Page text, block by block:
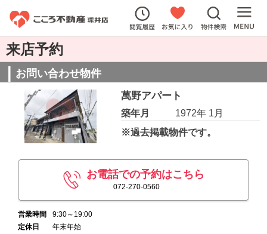
来店予約
お問い合わせ物件
萬野アパート
築年月
1972年 1月
※過去掲載物件です。
お電話での予約はこちら
072-270-0560
営業時間
9:30～19:00
定休日
年末年始